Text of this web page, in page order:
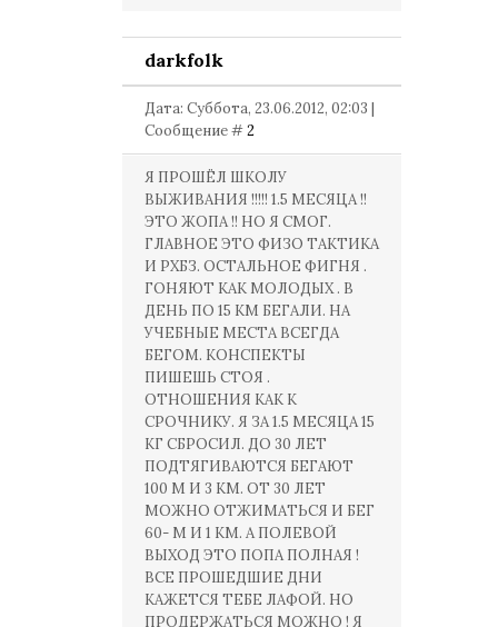
darkfolk
Дата: Суббота, 23.06.2012, 02:03 |
Сообщение #2
Я ПРОШЁЛ ШКОЛУ
ВЫЖИВАНИЯ !!!!! 1.5 МЕСЯЦА !!
ЭТО ЖОПА !! НО Я СМОГ.
ГЛАВНОЕ ЭТО ФИЗО ТАКТИКА
И РХБЗ. ОСТАЛЬНОЕ ФИГНЯ .
ГОНЯЮТ КАК МОЛОДЫХ . В
ДЕНЬ ПО 15 КМ БЕГАЛИ. НА
УЧЕБНЫЕ МЕСТА ВСЕГДА
БЕГОМ. КОНСПЕКТЫ
ПИШЕШЬ СТОЯ .
ОТНОШЕНИЯ КАК К
СРОЧНИКУ. Я ЗА 1.5 МЕСЯЦА 15
КГ СБРОСИЛ. ДО 30 ЛЕТ
ПОДТЯГИВАЮТСЯ БЕГАЮТ
100 М И 3 КМ. ОТ 30 ЛЕТ
МОЖНО ОТЖИМАТЬСЯ И БЕГ
60- М И 1 КМ. А ПОЛЕВОЙ
ВЫХОД ЭТО ПОПА ПОЛНАЯ !
ВСЕ ПРОШЕДШИЕ ДНИ
КАЖЕТСЯ ТЕБЕ ЛАФОЙ. НО
ПРОДЕРЖАТЬСЯ МОЖНО ! Я